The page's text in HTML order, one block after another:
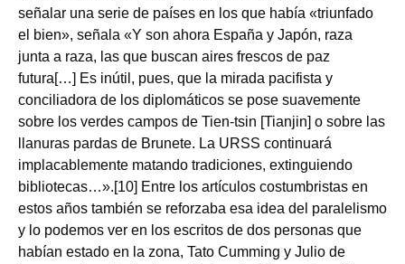
señalar una serie de países en los que había «triunfado
el bien», señala «Y son ahora España y Japón, raza
junta a raza, las que buscan aires frescos de paz
futura[…] Es inútil, pues, que la mirada pacifista y
conciliadora de los diplomáticos se pose suavemente
sobre los verdes campos de Tien‑tsin [Tianjin] o sobre las
llanuras pardas de Brunete. La URSS continuará
implacablemente matando tradiciones, extinguiendo
bibliotecas…».[10] Entre los artículos costumbristas en
estos años también se reforzaba esa idea del paralelismo
y lo podemos ver en los escritos de dos personas que
habían estado en la zona, Tato Cumming y Julio de